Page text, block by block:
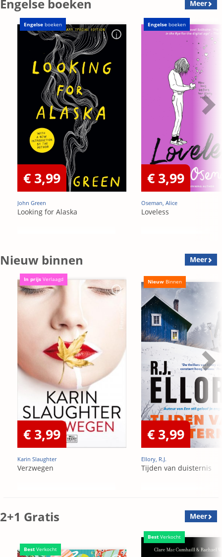
Engelse boeken Meer
Engelse boeken
€ 3,99
John Green
Looking for Alaska
Engelse boeken
€ 3,99
Oseman, Alice
Loveless
Nieuw binnen Meer
In prijs Verlaagd
€ 3,99
Karin Slaughter
Verzwegen
Nieuw Binnen
€ 3,99
Ellory, R.J.
Tijden van duisternis
2+1 Gratis Meer
Best Verkocht
Best Verkocht